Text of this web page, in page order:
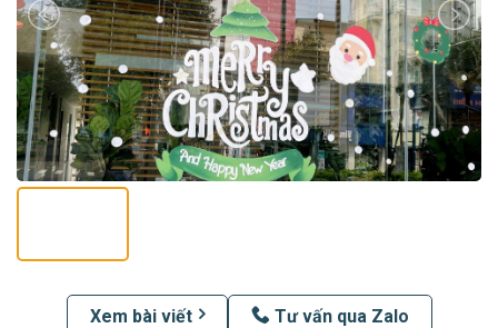
Xem bài viết Tư vấn qua Zalo